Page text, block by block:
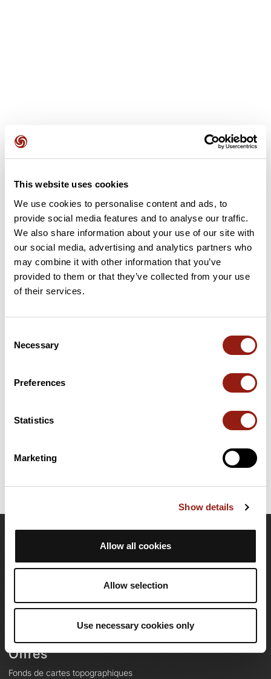
This website uses cookies
We use cookies to personalise content and ads, to
provide social media features and to analyse our traffic.
We also share information about your use of our site with
our social media, advertising and analytics partners who
may combine it with other information that you’ve
provided to them or that they’ve collected from your use
of their services.
Selection
Necessary
Preferences
Statistics
Marketing
Show details
Allow all cookies
Allow selection
Use necessary cookies only
Avis des utilisateurs
Soyez le premier à ajouter un avis !
Ajouter un avis
Résumé
Découvrez ce parcours de vélo de 72,4 km à proximité de Aix-
présente une ascension cumulée de plus de 810m. Prévoyez
environ 3 heures et 22 minutes pour réaliser ce parcours.
Equipe
Offres
Fonds de cartes topographiques